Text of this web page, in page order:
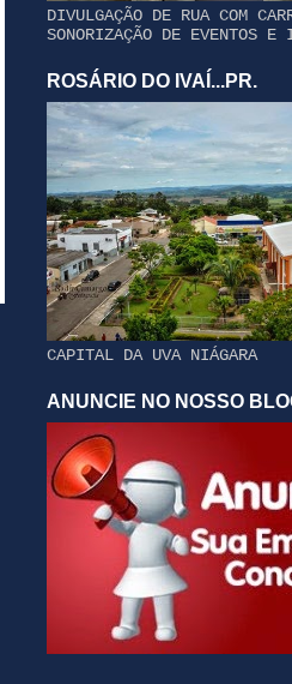
DIVULGAÇÃO DE RUA COM
SONORIZAÇÃO DE EVENTOS E
ROSÁRIO DO IVAÍ...PR.
CAPITAL DA UVA NIÁGARA
ANUNCIE NO NOSSO